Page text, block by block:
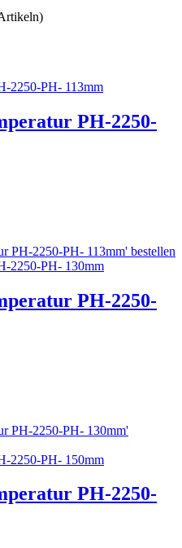
PH-2250-
PH-2250-
PH-2250-